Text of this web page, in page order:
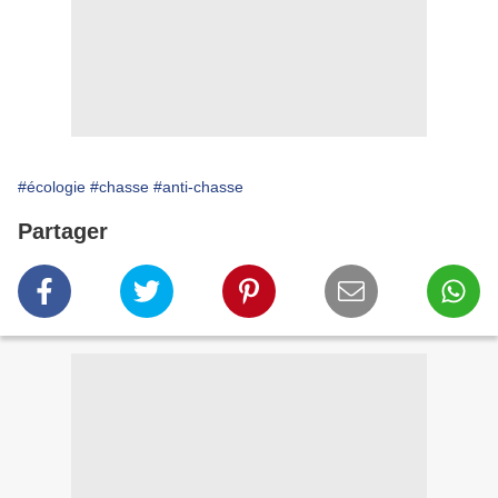
#écologie #chasse #anti-chasse
Partager